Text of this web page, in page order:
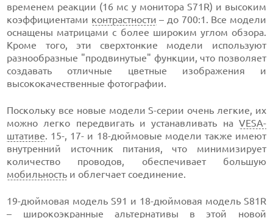
временем реакции (16 мс у монитора S71R) и высоким
коэффициентами контрастности – до 700:1. Все модели
оснащены матрицами с более широким углом обзора.
Кроме того, эти сверхтонкие модели используют
разнообразные "продвинутые" функции, что позволяет
создавать отличные цветные изображения и
высококачественные фотографии.
Поскольку все новые модели S-серии очень легкие, их
можно легко передвигать и устанавливать на VESA-
штативе. 15-, 17- и 18-дюймовые модели также имеют
внутренний источник питания, что минимизирует
количество проводов, обеспечивает большую
мобильность и облегчает соединение.
19-дюймовая модель S91 и 18-дюймовая модель S81R
– широкоэкранные альтернативы в этой новой